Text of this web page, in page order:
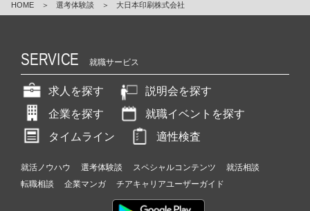
r
HOME ＞ 選考体験談 ＞ 大日本印刷株式会社
SERVICE 就職サービス
求人を探す
説明会を探す
企業を探す
就職イベントを探す
タイムライン
適性検査
就活ノウハウ 選考体験談 スペシャルコンテンツ
就活相談
転職相談
企業マンガ チアキャリアユーザーガイド